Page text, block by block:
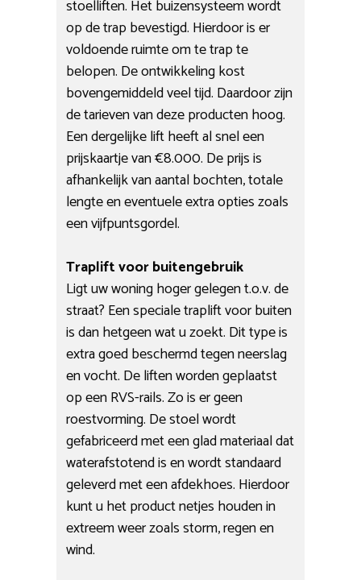
stoelliften. Het buizensysteem wordt
op de trap bevestigd. Hierdoor is er
voldoende ruimte om te trap te
belopen. De ontwikkeling kost
bovengemiddeld veel tijd. Daardoor zijn
de tarieven van deze producten hoog.
Een dergelijke lift heeft al snel een
prijskaartje van €8.000. De prijs is
afhankelijk van aantal bochten, totale
lengte en eventuele extra opties zoals
een vijfpuntsgordel.
Traplift voor buitengebruik
Ligt uw woning hoger gelegen t.o.v. de
straat? Een speciale traplift voor buiten
is dan hetgeen wat u zoekt. Dit type is
extra goed beschermd tegen neerslag
en vocht. De liften worden geplaatst
op een RVS-rails. Zo is er geen
roestvorming. De stoel wordt
gefabriceerd met een glad materiaal dat
waterafstotend is en wordt standaard
geleverd met een afdekhoes. Hierdoor
kunt u het product netjes houden in
extreem weer zoals storm, regen en
wind.